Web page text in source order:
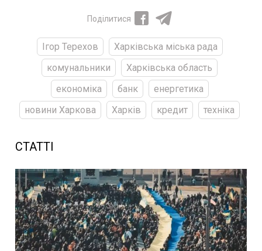
Поділитися
Ігор Терехов
Харківська міська рада
комунальники
Харківська область
економіка
банк
енергетика
новини Харкова
Харків кредит техніка
СТАТТІ